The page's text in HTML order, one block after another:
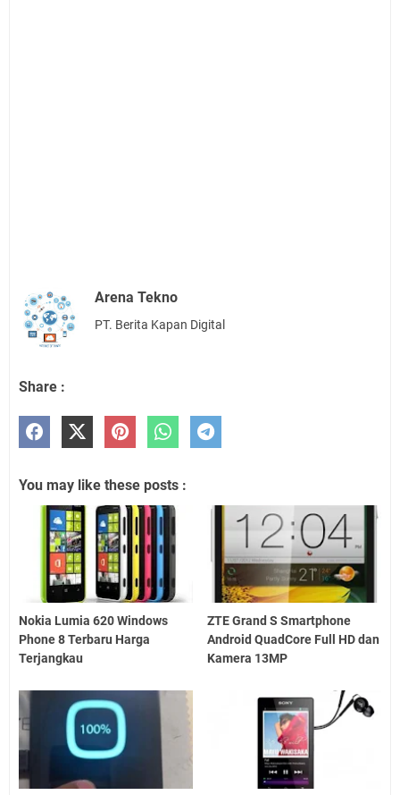
Arena Tekno
PT. Berita Kapan Digital
Share :
You may like these posts :
Nokia Lumia 620 Windows
Phone 8 Terbaru Harga
Terjangkau
ZTE Grand S Smartphone
Android QuadCore Full HD dan
Kamera 13MP